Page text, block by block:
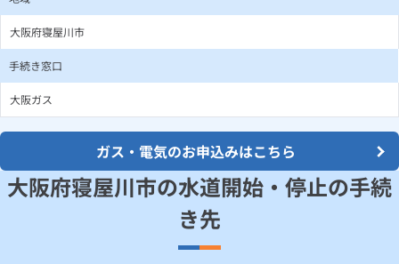
大阪府寝屋川市
手続き窓口
大阪ガス
ガス・電気のお申込みはこちら
大阪府寝屋川市の水道開始・停止の手続
き先